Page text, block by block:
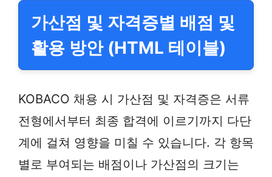
가산점 및 자격증별 배점 및
활용 방안 (HTML 테이블)
KOBACO 채용 시 가산점 및 자격증은 서류
전형에서부터 최종 합격에 이르기까지 다단
계에 걸쳐 영향을 미칠 수 있습니다. 각 항목
별로 부여되는 배점이나 가산점의 크기는